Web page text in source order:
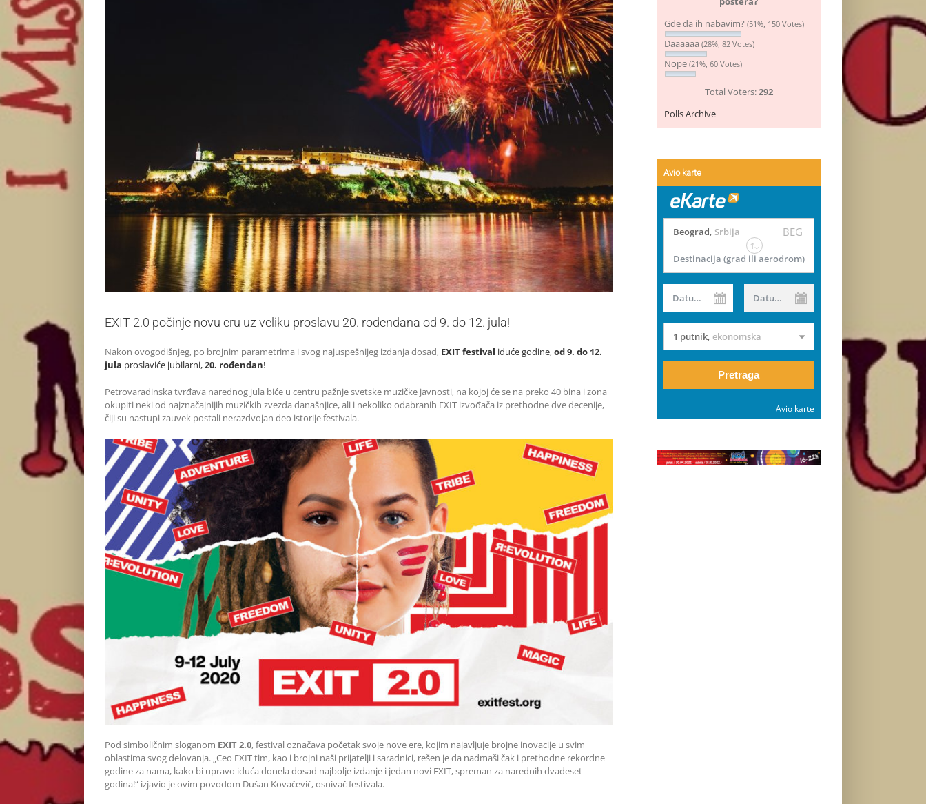
EXIT 2.0 počinje novu eru uz veliku proslavu 20. rođendana od 9. do 12. jula!
Nakon ovogodišnjeg, po brojnim parametrima i svog najuspešnijeg izdanja dosad, EXIT festival iduće godine,od 9. do 12.
jula proslaviće jubilarni,20. rođendan!
Petrovaradinska tvrđava narednog jula biće u centru pažnje svetske muzičke javnosti, na kojoj će se na preko 40 bina i zona
okupiti neki od najznačajnijih muzičkih zvezda današnjice, ali i nekoliko odabranih EXIT izvođača iz prethodne dve decenije,
čiji su nastupi zauvek postali nerazdvojan deo istorije festivala.
Pod simboličnim sloganom EXIT 2.0, festival označava početak svoje nove ere, kojim najavljuje brojne inovacije u svim
oblastima svog delovanja. „Ceo EXIT tim, kao i brojni naši prijatelji i saradnici, rešen je da nadmaši čak i prethodne rekordne
godine za nama, kako bi upravo iduća donela dosad najbolje izdanje i jedan novi EXIT, spreman za narednih dvadeset
godina!“ izjavio je ovim povodom Dušan Kovačević, osnivač festivala.
Gde da ih nabavim? (51%, 150 Votes)
Daaaaaa (28%, 82 Votes)
Nope (21%, 60 Votes)
Total Voters:292
Polls Archive
Avio karte
Beograd, Srbija BEG
Destinacija (grad ili aerodrom)
Datum od Datum do
1 putnik, ekonomska
Pretraga
Avio karte